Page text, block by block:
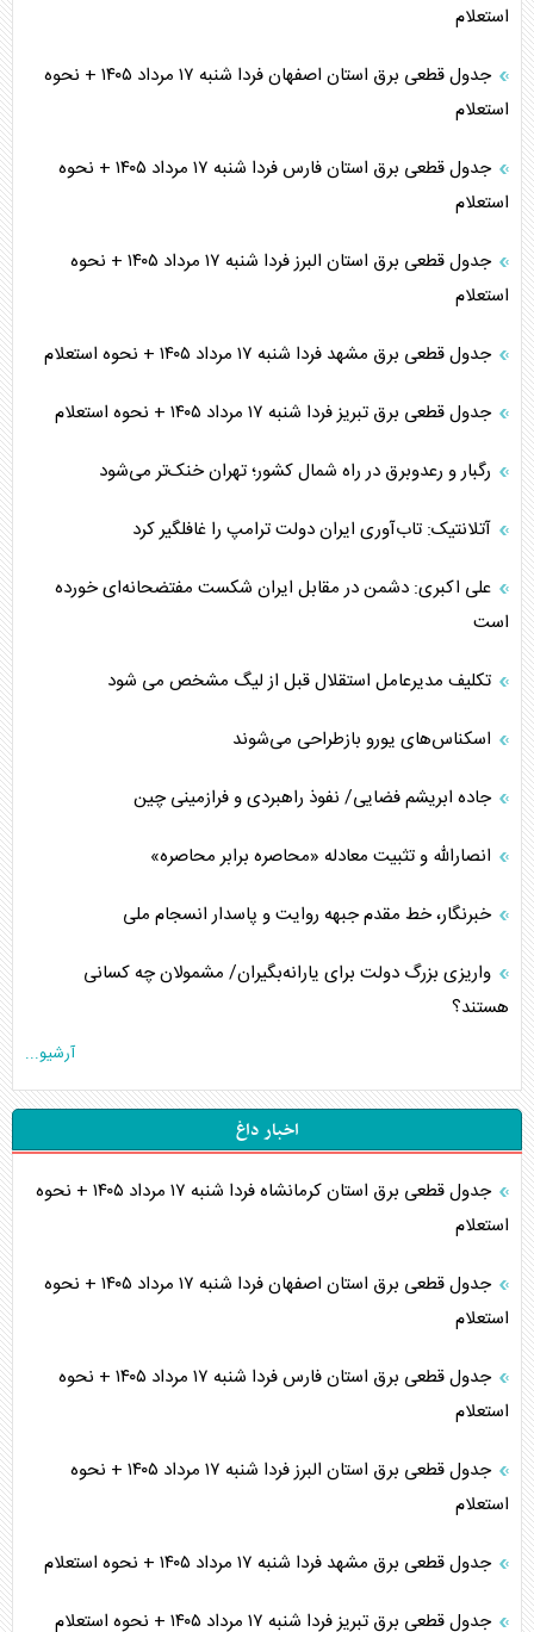
استعلام
جدول قطعی برق استان اصفهان فردا شنبه ۱۷ مرداد ۱۴۰۵ + نحوه
استعلام
جدول قطعی برق استان فارس فردا شنبه ۱۷ مرداد ۱۴۰۵ + نحوه
استعلام
جدول قطعی برق استان البرز فردا شنبه ۱۷ مرداد ۱۴۰۵ + نحوه
استعلام
جدول قطعی برق مشهد فردا شنبه ۱۷ مرداد ۱۴۰۵ + نحوه استعلام
جدول قطعی برق تبریز فردا شنبه ۱۷ مرداد ۱۴۰۵ + نحوه استعلام
رگبار و رعدوبرق در راه شمال کشور؛ تهران خنک‌تر می‌شود
آتلانتیک: تاب‌آوری ایران دولت ترامپ را غافلگیر کرد
علی اکبری: دشمن در مقابل ایران شکست مفتضحانه‌ای خورده
است
تکلیف مدیرعامل استقلال قبل از لیگ مشخص می شود
اسکناس‌های یورو بازطراحی می‌شوند
جاده ابریشم فضایی/ نفوذ راهبردی و فرازمینی چین
انصارالله و تثبیت معادله «محاصره برابر محاصره»
خبرنگار، خط مقدم جبهه روایت و پاسدار انسجام ملی
واریزی بزرگ دولت برای یارانه‌بگیران/ مشمولان چه کسانی
هستند؟
آرشیو...
اخبار داغ
جدول قطعی برق استان کرمانشاه فردا شنبه ۱۷ مرداد ۱۴۰۵ + نحوه
استعلام
جدول قطعی برق استان اصفهان فردا شنبه ۱۷ مرداد ۱۴۰۵ + نحوه
استعلام
جدول قطعی برق استان فارس فردا شنبه ۱۷ مرداد ۱۴۰۵ + نحوه
استعلام
جدول قطعی برق استان البرز فردا شنبه ۱۷ مرداد ۱۴۰۵ + نحوه
استعلام
جدول قطعی برق مشهد فردا شنبه ۱۷ مرداد ۱۴۰۵ + نحوه استعلام
جدول قطعی برق تبریز فردا شنبه ۱۷ مرداد ۱۴۰۵ + نحوه استعلام